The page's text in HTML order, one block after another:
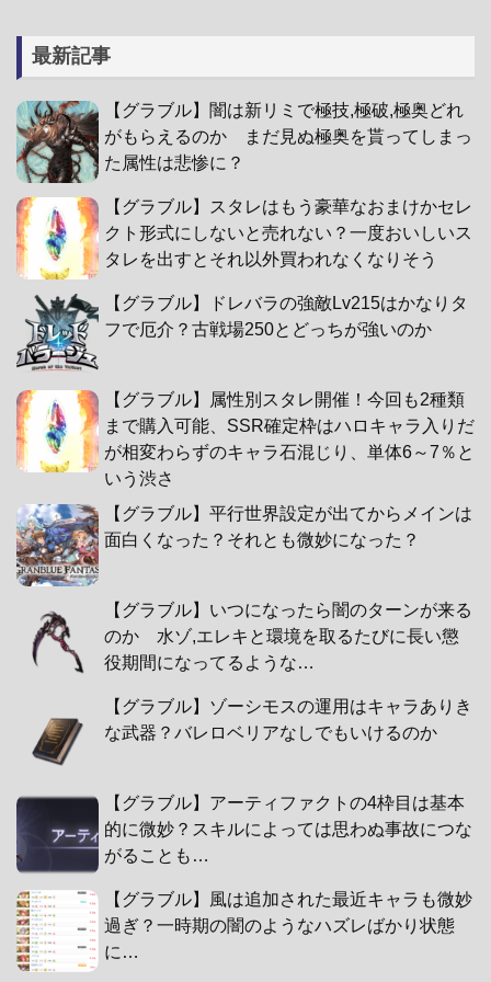
最新記事
【グラブル】闇は新リミで極技,極破,極奥どれ
がもらえるのか まだ見ぬ極奥を貰ってしまっ
た属性は悲惨に？
【グラブル】スタレはもう豪華なおまけかセレ
クト形式にしないと売れない？一度おいしいス
タレを出すとそれ以外買われなくなりそう
【グラブル】ドレバラの強敵Lv215はかなりタ
フで厄介？古戦場250とどっちが強いのか
【グラブル】属性別スタレ開催！今回も2種類
まで購入可能、SSR確定枠はハロキャラ入りだ
が相変わらずのキャラ石混じり、単体6～7％と
いう渋さ
【グラブル】平行世界設定が出てからメインは
面白くなった？それとも微妙になった？
【グラブル】いつになったら闇のターンが来る
のか 水ゾ,エレキと環境を取るたびに長い懲
役期間になってるような…
【グラブル】ゾーシモスの運用はキャラありき
な武器？バレロベリアなしでもいけるのか
【グラブル】アーティファクトの4枠目は基本
的に微妙？スキルによっては思わぬ事故につな
がることも…
【グラブル】風は追加された最近キャラも微妙
過ぎ？一時期の闇のようなハズレばかり状態
に…